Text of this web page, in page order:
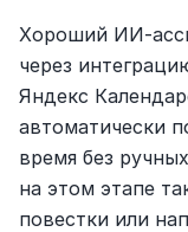
Хороший ИИ-
через
Яндекс
автоматически
время без
на этом этапе
повестки или